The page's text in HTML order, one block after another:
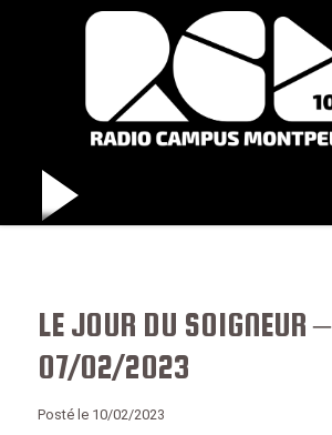
LE JOUR DU SOIGNEUR –
07/02/2023
Posté le 10/02/2023